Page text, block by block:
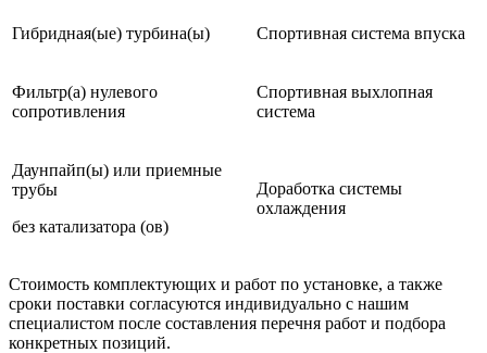
Гибридная(ые) турбина(ы) Спортивная система впуска
Фильтр(а) нулевого
сопротивления
Спортивная выхлопная
система
Даунпайп(ы) или приемные
трубы
без катализатора (ов)
Доработка системы
охлаждения
Стоимость комплектующих и работ по установке, а также
сроки поставки согласуются индивидуально с нашим
специалистом после составления перечня работ и подбора
конкретных позиций.